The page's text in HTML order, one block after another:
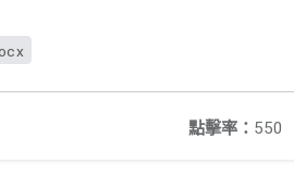
點擊率： 550